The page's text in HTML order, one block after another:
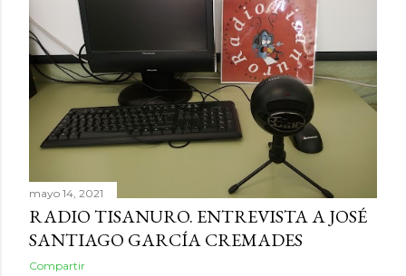
mayo 14, 2021
RADIO TISANURO. ENTREVISTA A JOSÉ
SANTIAGO GARCÍA CREMADES
Compartir